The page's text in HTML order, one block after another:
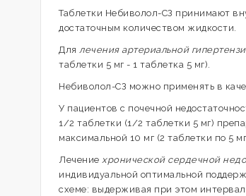
Таблетки Небиволол-СЗ принимают
достаточным количеством жидкости.
Для лечения артериальной
таблетки 5 мг - 1 таблетка 5 мг).
Небиволол-СЗ можно применять в
У пациентов с почечной
1/2 таблетки (1/2 таблетки 5 мг)
максимальной 10 мг (2 таблетки по 5
Лечение хронической сердечной
индивидуальной оптимальной
схеме: выдерживая при этом